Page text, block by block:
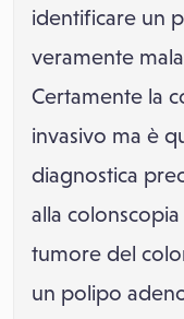
identificare un
veramente
Certamente la
invasivo ma è
diagnostica
alla
tumore del
un polipo